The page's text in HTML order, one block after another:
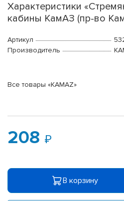
Характеристики
кабины КамАЗ (пр-во
Артикул
Производитель
Все товары «KAMAZ»
208
В корзину